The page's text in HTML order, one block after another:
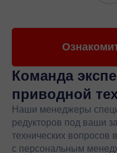
Команда
приводной
Наши менеджеры
редукторов под ваши
технических
с персональным